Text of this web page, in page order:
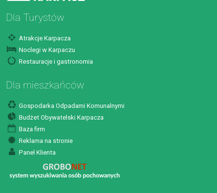
Dla Turystów
Atrakcje Karpacza
Noclegi w Karpaczu
Restauracje i gastronomia
Dla mieszkańców
Gospodarka Odpadami Komunalnymi
Budżet Obywatelski Karpacza
Baza firm
Reklama na stronie
Panel Klienta